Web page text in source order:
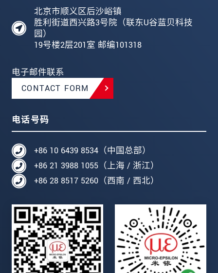
北京市顺义区后沙峪镇
胜利街道西兴路3号院（联东U谷蓝贝科技
园）
19号楼2层201室 邮编101318
电子邮件联系
CONTACT FORM
电话号码
+86 10 6439 8534（中国总部）
+86 21 3988 1055（上海 / 浙江）
+86 28 8517 5260（西南 / 西北）